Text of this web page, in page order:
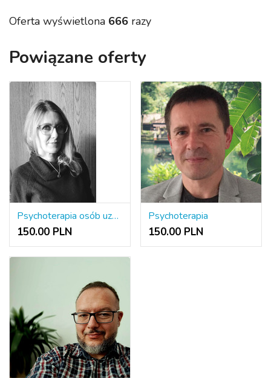
Oferta wyświetlona 666 razy
Powiązane oferty
Psychoterapia osób uzależnionych i ich rodzin, terapia EMDR
150.00 PLN
Psychoterapia
150.00 PLN